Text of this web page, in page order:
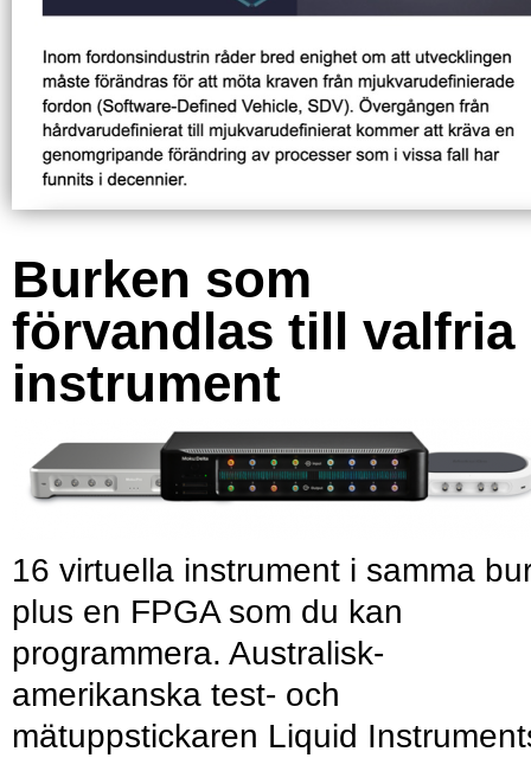
Burken som
förvandlas till valfria
instrument
16 virtuella instrument i samma
plus en FPGA som du kan
programmera. Australisk-
amerikanska test- och
mätuppstickaren Liquid